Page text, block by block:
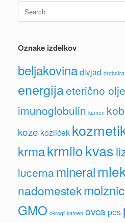
strani
Search
for:
Oznake izdelkov
beljakovinadivjad drobnica
energijaeterično olje
imunoglobulin kamen
koze kozliček
krmakrmilokvas
lucernamineral
nadomestek
GMO okrogli kamen ovca pes